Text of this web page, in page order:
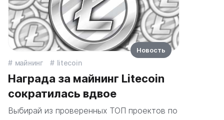
майнинг litecoin
Награда за майнинг Litecoin
сократилась вдвое
Выбирай из проверенных ТОП проектов по
Новость